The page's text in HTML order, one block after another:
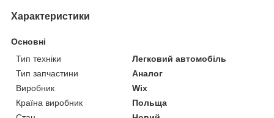
Характеристики
Основні
Тип техніки
Легковий автомобіль
Тип запчастини
Аналог
Виробник
Wix
Країна виробник
Польща